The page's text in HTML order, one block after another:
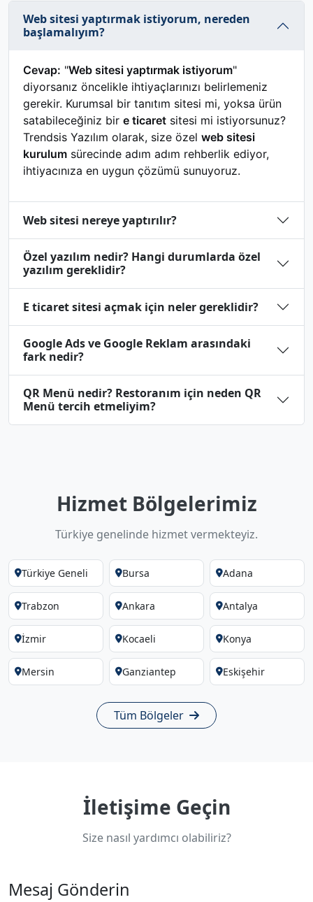
Web sitesi yaptırmak istiyorum, nereden
başlamalıyım?
Cevap: "Web sitesi yaptırmak istiyorum"
diyorsanız öncelikle ihtiyaçlarınızı belirlemeniz
gerekir. Kurumsal bir tanıtım sitesi mi, yoksa ürün
satabileceğiniz bir e ticaret sitesi mi istiyorsunuz?
Trendsis Yazılım olarak, size özel web sitesi
kurulum sürecinde adım adım rehberlik ediyor,
ihtiyacınıza en uygun çözümü sunuyoruz.
Web sitesi nereye yaptırılır?
Özel yazılım nedir? Hangi durumlarda özel
yazılım gereklidir?
E ticaret sitesi açmak için neler gereklidir?
Google Ads ve Google Reklam arasındaki
fark nedir?
QR Menü nedir? Restoranım için neden QR
Menü tercih etmeliyim?
Hizmet Bölgelerimiz
Türkiye genelinde hizmet vermekteyiz.
Türkiye Geneli Bursa Adana
Trabzon Ankara Antalya
İzmir Kocaeli Konya
Mersin Ganziantep Eskişehir
Tüm Bölgeler
İletişime Geçin
Size nasıl yardımcı olabiliriz?
Mesaj Gönderin